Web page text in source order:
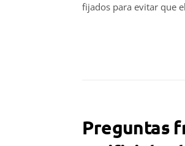
fijados para evitar que
Preguntas